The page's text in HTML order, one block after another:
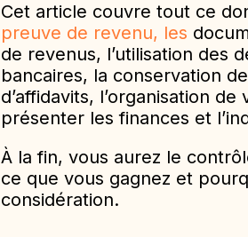
Cet article couvre tout ce
preuve de revenu, les
de revenus, l’utilisation des
bancaires, la conservation
d’affidavits, l’organisation
présenter les finances et
À la fin, vous aurez le
ce que vous gagnez et
considération.